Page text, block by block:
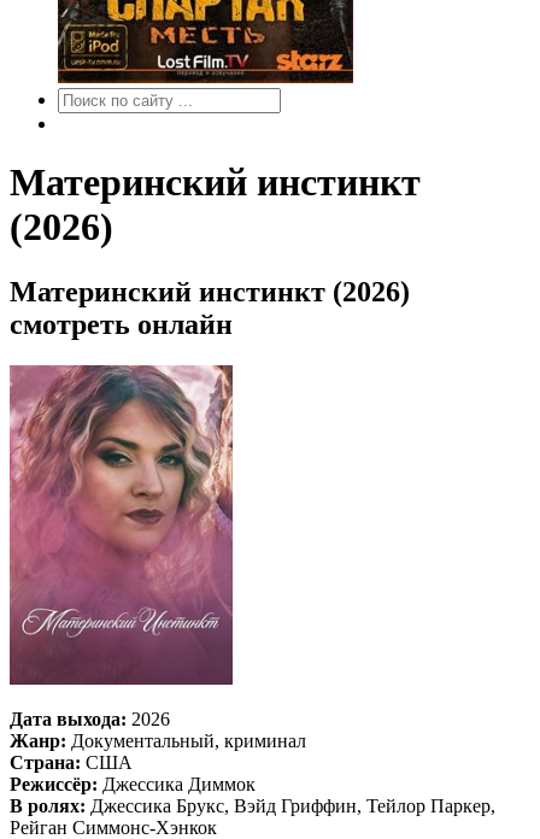
Материнский инстинкт
(2026)
Материнский инстинкт (2026)
смотреть онлайн
Дата выхода: 2026
Жанр: Документальный, криминал
Страна: США
Режиссёр: Джессика Диммок
В ролях: Джессика Брукс, Вэйд Гриффин, Тейлор Паркер,
Рейган Симмонс-Хэнкок